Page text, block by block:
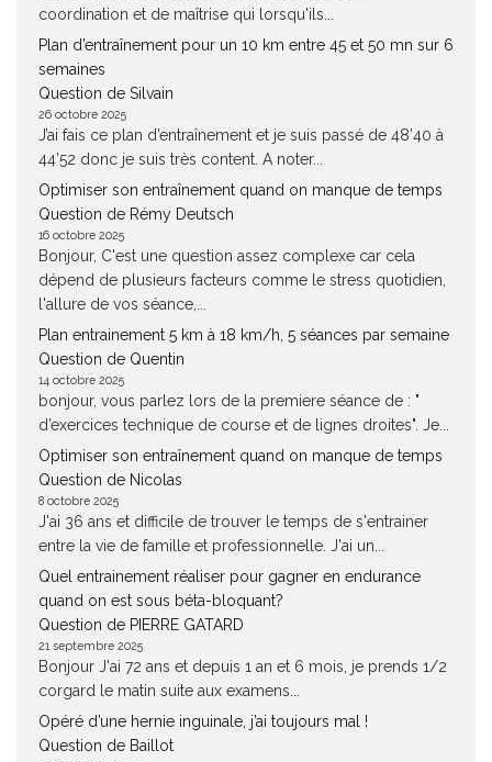
coordination et de maîtrise qui lorsqu'ils...
Plan d’entraînement pour un 10 km entre 45 et 50 mn sur 6
semaines
Question de Silvain
26 octobre 2025
J’ai fais ce plan d’entraînement et je suis passé de 48’40 à
44’52 donc je suis très content. A noter...
Optimiser son entraînement quand on manque de temps
Question de Rémy Deutsch
16 octobre 2025
Bonjour, C'est une question assez complexe car cela
dépend de plusieurs facteurs comme le stress quotidien,
l'allure de vos séance,...
Plan entrainement 5 km à 18 km/h, 5 séances par semaine
Question de Quentin
14 octobre 2025
bonjour, vous parlez lors de la premiere séance de : "
d’exercices technique de course et de lignes droites". Je...
Optimiser son entraînement quand on manque de temps
Question de Nicolas
8 octobre 2025
J'ai 36 ans et difficile de trouver le temps de s'entrainer
entre la vie de famille et professionnelle. J'ai un...
Quel entrainement réaliser pour gagner en endurance
quand on est sous béta-bloquant?
Question de PIERRE GATARD
21 septembre 2025
Bonjour J'ai 72 ans et depuis 1 an et 6 mois, je prends 1/2
corgard le matin suite aux examens...
Opéré d’une hernie inguinale, j’ai toujours mal !
Question de Baillot